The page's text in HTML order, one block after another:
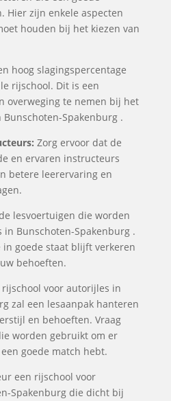
Hier zijn enkele aspecten
houden bij het kiezen van
hoog slagingspercentage
rijschool. Dit is een
overweging te nemen bij het
Spakenburg .
Zorg ervoor dat de
en ervaren instructeurs
betere leerervaring en
lesvoertuigen die worden
Bunschoten-Spakenburg .
goede staat blijft verkeren
behoeften.
rijschool voor autorijles in
zal een lesaanpak hanteren
en behoeften. Vraag
worden gebruikt om er
goede match hebt.
een rijschool voor
Spakenburg die dicht bij